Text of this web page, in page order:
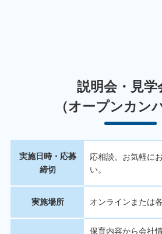
説明会・見学
（オープンカン
実施日時・応募
締切
応相談。お気軽に
い。
実施場所 オンラインまたは
保育内容から会社